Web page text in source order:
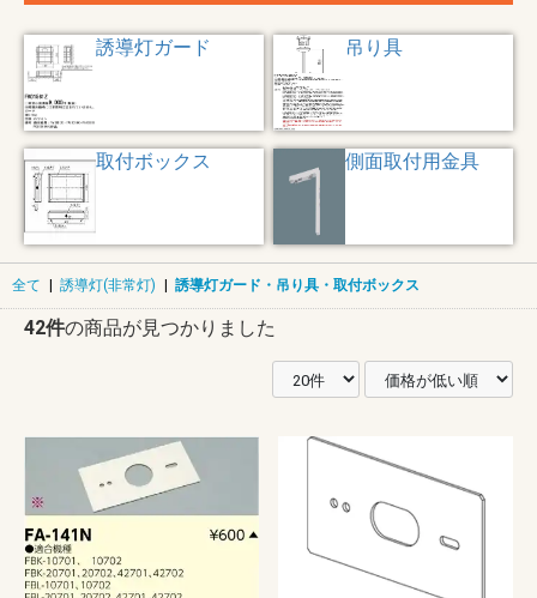
誘導灯ガード 吊り具
取付ボックス 側面取付用金具
全て | 誘導灯(非常灯) | 誘導灯ガード・吊り具・取付ボックス
42件の商品が見つかりました